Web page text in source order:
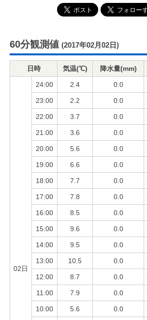
60分観測値 (2017年02月02日)
日時 気温(℃) 降水量(mm)
02日
24:00 2.4 0.0
23:00 2.2 0.0
22:00 3.7 0.0
21:00 3.6 0.0
20:00 5.6 0.0
19:00 6.6 0.0
18:00 7.7 0.0
17:00 7.8 0.0
16:00 8.5 0.0
15:00 9.6 0.0
14:00 9.5 0.0
13:00 10.5 0.0
12:00 8.7 0.0
11:00 7.9 0.0
10:00 5.6 0.0